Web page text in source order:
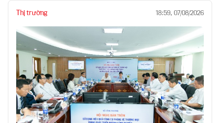
Thị trường 18:59, 07/08/2026